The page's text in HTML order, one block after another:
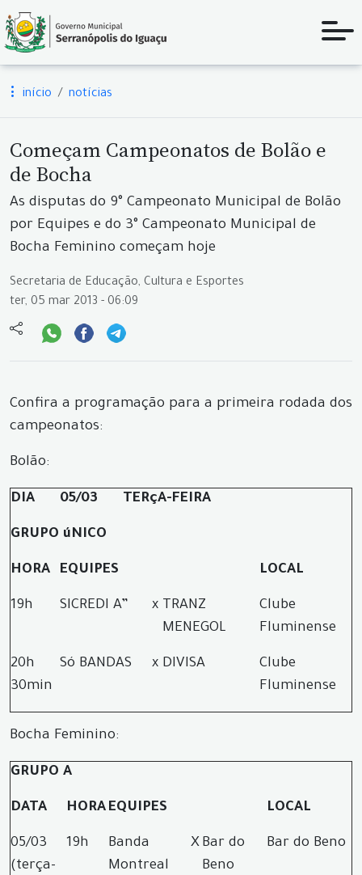
início notícias
Começam Campeonatos de Bolão e
de Bocha
As disputas do 9° Campeonato Municipal de Bolão
por Equipes e do 3° Campeonato Municipal de
Bocha Feminino começam hoje
Secretaria de Educação, Cultura e Esportes
ter, 05 mar 2013 - 06:09
Confira a programação para a primeira rodada dos
campeonatos:
Bolão:
DIA 05/03 TERçA-FEIRA
GRUPO úNICO
HORA EQUIPES LOCAL
19h SICREDI A” x TRANZ
MENEGOL
Clube
Fluminense
20h
30min
Só BANDAS x DIVISA
Clube
Fluminense
Bocha Feminino:
GRUPO A
DATA HORA EQUIPES LOCAL
05/03
(terça-
19h
Banda
Montreal
X Bar do
Beno
Bar do Beno